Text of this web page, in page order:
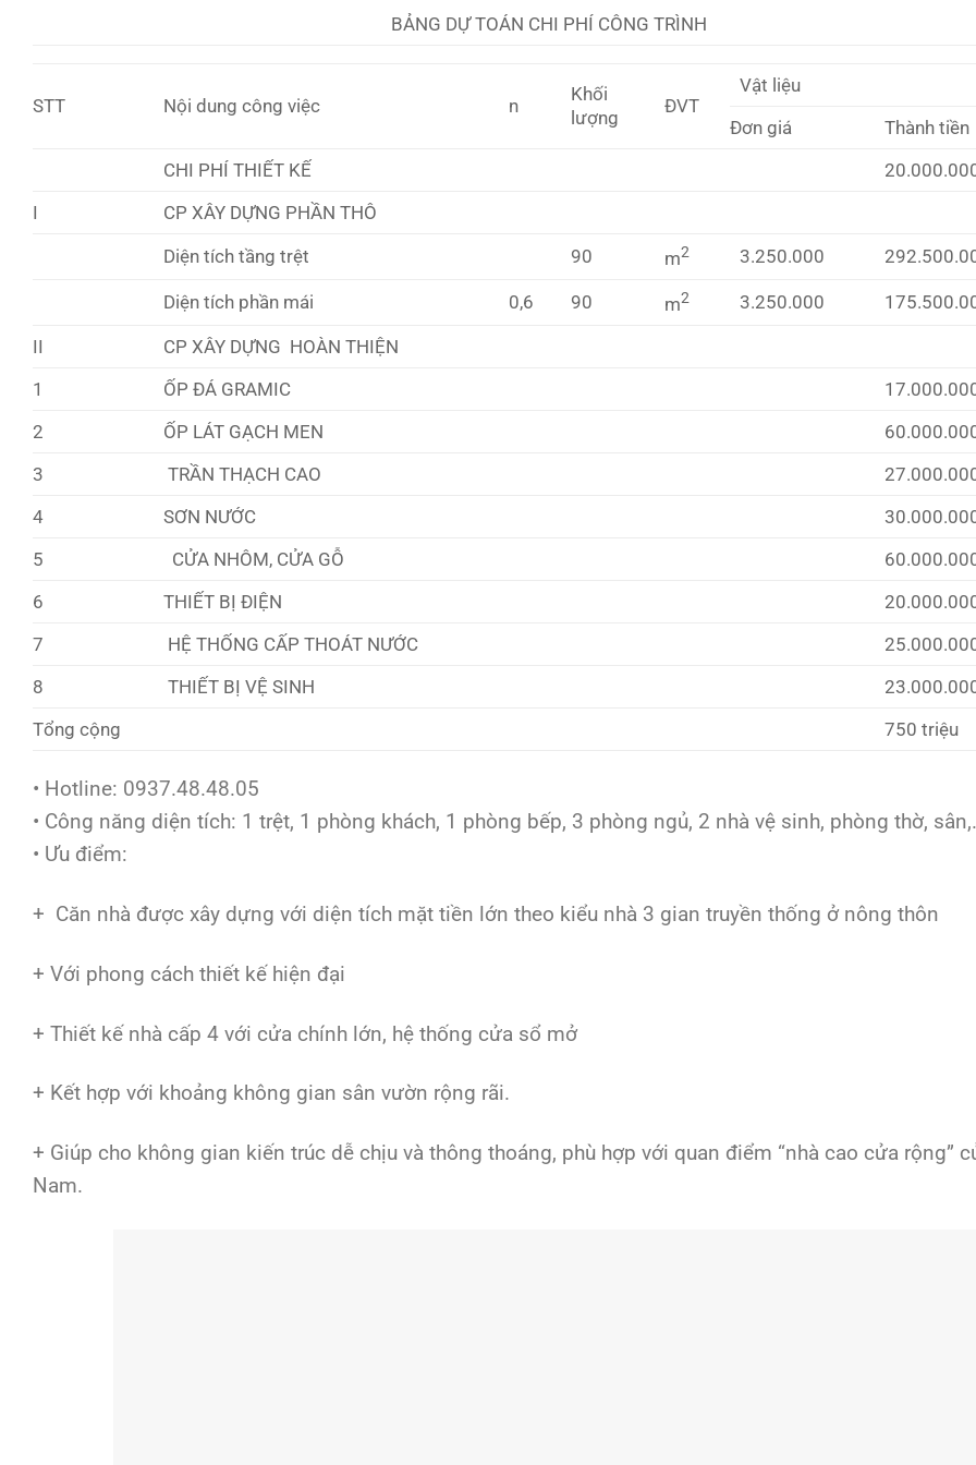
BẢNG DỰ TOÁN CHI PHÍ CÔNG TRÌNH
STT Nội dung công việc n
Khối
lượng
ĐVT
Vật liệu
Đơn giá
Thành tiền
CHI PHÍ THIẾT KẾ
I
CP XÂY DỰNG PHẦN THÔ
Diện tích tầng trệt
90 m2 3.250.000
Diện tích phần mái 0,6 90 m2 3.250.000
II
CP XÂY DỰNG HOÀN THIỆN
1
ỐP ĐÁ GRAMIC
2
ỐP LÁT GẠCH MEN
3
TRẦN THẠCH CAO
4
SƠN NƯỚC
5
CỬA NHÔM, CỬA GỖ
6
THIẾT BỊ ĐIỆN
7
HỆ THỐNG CẤP THOÁT NƯỚC
8
THIẾT BỊ VỆ SINH
Tổng cộng
750 triệu
• Hotline: 0937.48.48.05
• Công năng diện tích: 1 trệt, 1 phòng khách, 1 phòng bếp, 3 phòng ngủ, 2 nhà vệ sinh, phòng thờ,
• Ưu điểm:
+ Căn nhà được xây dựng với diện tích mặt tiền lớn theo kiểu nhà 3 gian truyền thống ở nông thôn
+ Với phong cách thiết kế hiện đại
+ Thiết kế nhà cấp 4 với cửa chính lớn, hệ thống cửa sổ mở
+ Kết hợp với khoảng không gian sân vườn rộng rãi.
+ Giúp cho không gian kiến trúc dễ chịu và thông thoáng, phù hợp với quan điểm “nhà cao cửa rộng”
Nam.